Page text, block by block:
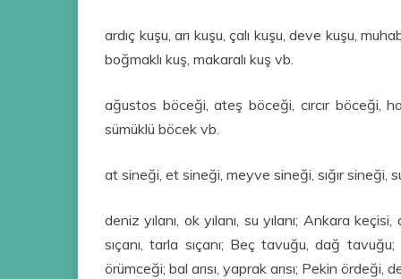
ardıç kuşu, arı kuşu, çalı kuşu, deve kuşu,
boğmaklı kuş, makaralı kuş vb.
ağustos böceği, ateş böceği, cırcır böceği,
sümüklü böcek vb.
at sineği, et sineği, meyve sineği, sığır sineği,
deniz yılanı, ok yılanı, su yılanı; Ankara
sıçanı, tarla sıçanı; Beç tavuğu, dağ
örümceği; bal arısı, yaprak arısı; Pekin ördeği,